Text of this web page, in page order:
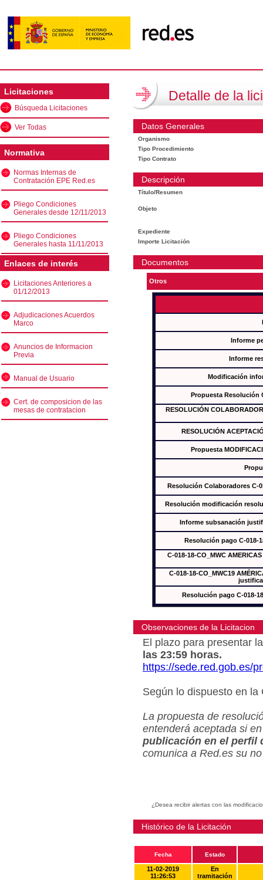
Licitaciones
Búsqueda Licitaciones
Ver Todas
Normativa
Normas Internas de
Contratación EPE Red.es
Pliego Condiciones
Generales desde 12/11/2013
Pliego Condiciones
Generales hasta 11/11/2013
Enlaces de interés
Licitaciones Anteriores a
01/12/2013
Adjudicaciones Acuerdos
Marco
Anuncios de Informacion
Previa
Manual de Usuario
Cert. de composicion de las
mesas de contratacion
Detalle de la
Datos Generales
Organismo
Tipo Procedimiento
Tipo Contrato
Descripción
Título/Resumen
Objeto
Expediente
Importe Licitación
Documentos
Otros
Informe
Informe
Modificación
Propuesta Resolución
RESOLUCIÓN
RESOLUCIÓN
Propuesta
Resolución Colaboradores C-
Resolución modificación
Informe subsanación
Resolución pago C-018-
C-018-18-CO_MWC
C-018-18-CO_MWC19
Resolución pago C-018-
Observaciones de la Licitacion
El plazo para presentar
las 23:59 horas.
https://sede.red.gob.es/
Según lo dispuesto en
La propuesta de
entenderá aceptada si
publicación en el perfil
comunica a Red.es su
¿Desea recibir alertas con las
Histórico de la Licitación
Fecha Estado
11-02-2019
11:26:53
En
tramitación